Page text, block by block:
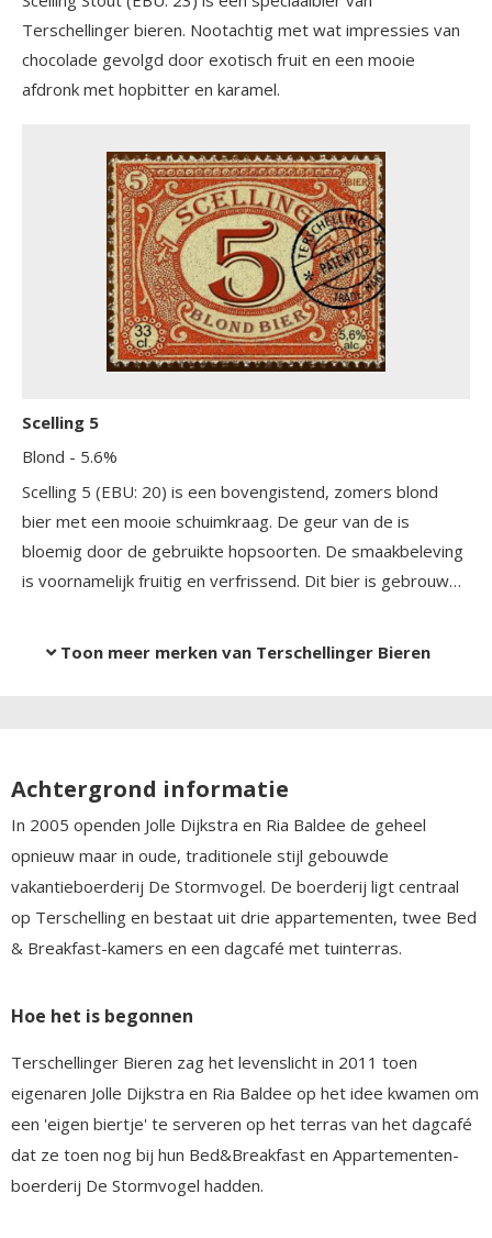
Terschellinger bieren. Nootachtig met wat impressies van
chocolade gevolgd door exotisch fruit en een mooie
afdronk met hopbitter en karamel.
Scelling 5
Blond - 5.6%
Scelling 5 (EBU: 20) is een bovengistend, zomers blond
bier met een mooie schuimkraag. De geur van de is
bloemig door de gebruikte hopsoorten. De smaakbeleving
is voornamelijk fruitig en verfrissend. Dit bier is gebrouwen
Toon meer merken van Terschellinger Bieren
Achtergrond informatie
In 2005 openden Jolle Dijkstra en Ria Baldee de geheel
opnieuw maar in oude, traditionele stijl gebouwde
vakantieboerderij De Stormvogel. De boerderij ligt centraal
op Terschelling en bestaat uit drie appartementen, twee Bed
& Breakfast-kamers en een dagcafé met tuinterras.
Hoe het is begonnen
Terschellinger Bieren zag het levenslicht in 2011 toen
eigenaren Jolle Dijkstra en Ria Baldee op het idee kwamen om
een 'eigen biertje' te serveren op het terras van het dagcafé
dat ze toen nog bij hun Bed&Breakfast en Appartementen-
boerderij De Stormvogel hadden.